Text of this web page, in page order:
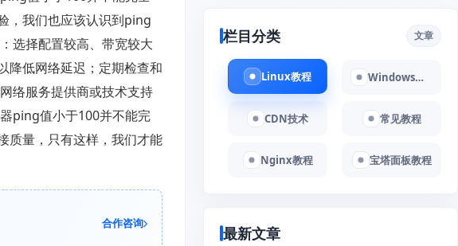
，我们也应该认识到ping
选择配置较高、带宽较大
降低网络延迟；定期检查和
络服务提供商或技术支持
ping值小于100并不能完
质量，只有这样，我们才能
合作咨询
栏目分类 文章
Linux教程 Windows教程
CDN技术 常见教程
Nginx教程 宝塔面板教程
最新文章